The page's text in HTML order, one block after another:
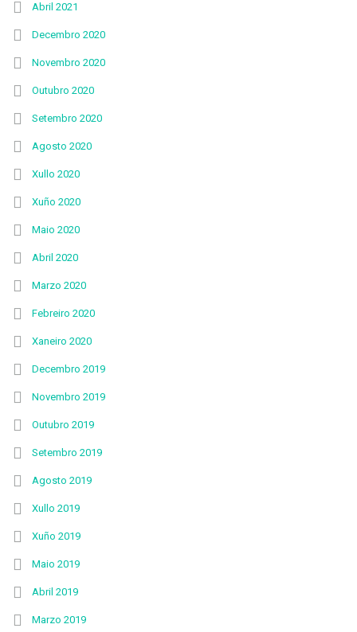
Abril 2021
Decembro 2020
Novembro 2020
Outubro 2020
Setembro 2020
Agosto 2020
Xullo 2020
Xuño 2020
Maio 2020
Abril 2020
Marzo 2020
Febreiro 2020
Xaneiro 2020
Decembro 2019
Novembro 2019
Outubro 2019
Setembro 2019
Agosto 2019
Xullo 2019
Xuño 2019
Maio 2019
Abril 2019
Marzo 2019